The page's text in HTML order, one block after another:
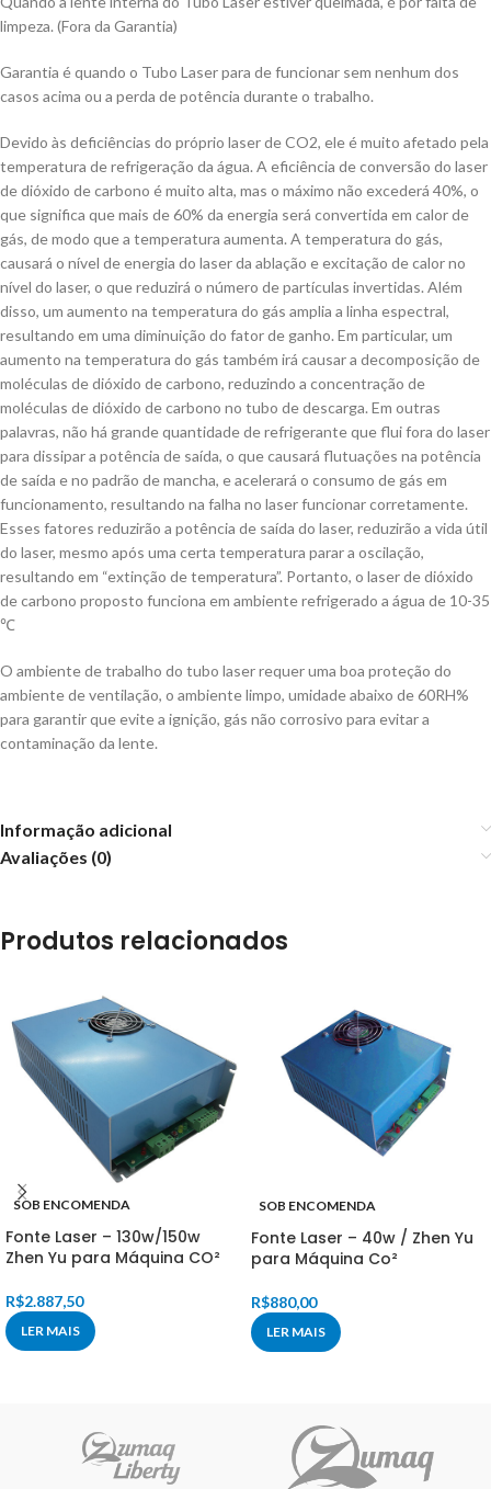
limpeza. (Fora da Garantia)
Garantia é quando o Tubo Laser para de funcionar sem nenhum dos
casos acima ou a perda de potência durante o trabalho.
Devido às deficiências do próprio laser de CO2, ele é muito afetado pela
temperatura de refrigeração da água. A eficiência de conversão do laser
de dióxido de carbono é muito alta, mas o máximo não excederá 40%, o
que significa que mais de 60% da energia será convertida em calor de
gás, de modo que a temperatura aumenta. A temperatura do gás,
causará o nível de energia do laser da ablação e excitação de calor no
nível do laser, o que reduzirá o número de partículas invertidas. Além
disso, um aumento na temperatura do gás amplia a linha espectral,
resultando em uma diminuição do fator de ganho. Em particular, um
aumento na temperatura do gás também irá causar a decomposição de
moléculas de dióxido de carbono, reduzindo a concentração de
moléculas de dióxido de carbono no tubo de descarga. Em outras
palavras, não há grande quantidade de refrigerante que flui fora do laser
para dissipar a potência de saída, o que causará flutuações na potência
de saída e no padrão de mancha, e acelerará o consumo de gás em
funcionamento, resultando na falha no laser funcionar corretamente.
Esses fatores reduzirão a potência de saída do laser, reduzirão a vida útil
do laser, mesmo após uma certa temperatura parar a oscilação,
resultando em “extinção de temperatura”. Portanto, o laser de dióxido
de carbono proposto funciona em ambiente refrigerado a água de 10-35
℃
O ambiente de trabalho do tubo laser requer uma boa proteção do
ambiente de ventilação, o ambiente limpo, umidade abaixo de 60RH%
para garantir que evite a ignição, gás não corrosivo para evitar a
contaminação da lente.
Informação adicional
Avaliações (0)
Produtos relacionados
SOB ENCOMENDA
Fonte Laser – 130w/150w
Zhen Yu para Máquina CO²
R$2.887,50
LER MAIS
SOB ENCOMENDA
Fonte Laser – 40w / Zhen Yu
para Máquina Co²
R$880,00
LER MAIS